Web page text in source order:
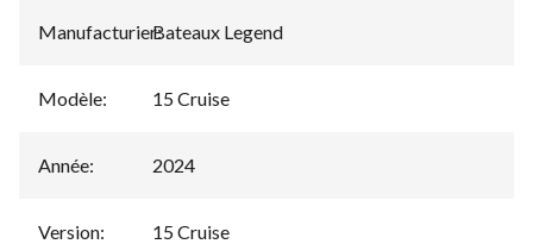
Manufacturier:
Bateaux Legend
Modèle: 15 Cruise
Année: 2024
Version: 15 Cruise